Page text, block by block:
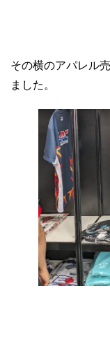
その横のアパレル
ました。